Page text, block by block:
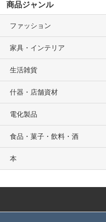
商品ジャンル
ファッション
家具・インテリア
生活雑貨
什器・店舗資材
電化製品
食品・菓子・飲料・酒
本